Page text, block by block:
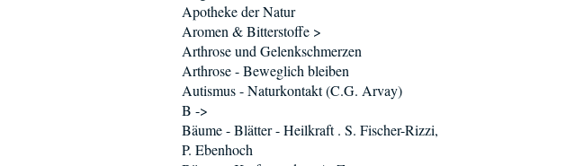
Apotheke der Natur
Aromen & Bitterstoffe >
Arthrose und Gelenkschmerzen
Arthrose - Beweglich bleiben
Autismus - Naturkontakt (C.G. Arvay)
B ->
Bäume - Blätter - Heilkraft . S. Fischer-Rizzi,
P. Ebenhoch